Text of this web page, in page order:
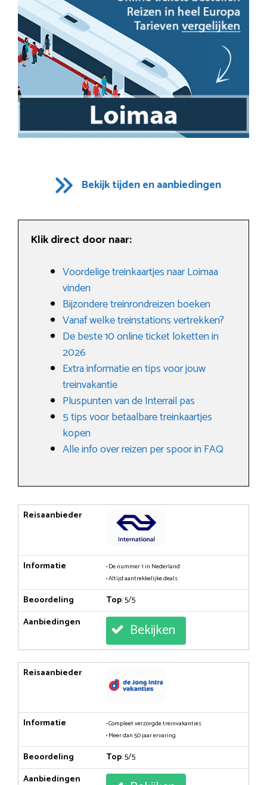
Bekijk tijden en aanbiedingen
Klik direct door naar:
Voordelige treinkaartjes naar Loimaa
vinden
Bijzondere treinrondreizen boeken
Vanaf welke treinstations vertrekken?
De beste 10 online ticket loketten in
2026
Extra informatie en tips voor jouw
treinvakantie
Pluspunten van de Interrail pas
5 tips voor betaalbare treinkaartjes
kopen
Alle info over reizen per spoor in FAQ
Reisaanbieder
Informatie
• De nummer 1 in Nederland
• Altijd aantrekkelijke deals
Beoordeling Top: 5/5
Aanbiedingen
Bekijken
Reisaanbieder
Informatie
• Compleet verzorgde treinvakanties
• Meer dan 50 jaar ervaring
Beoordeling Top: 5/5
Aanbiedingen